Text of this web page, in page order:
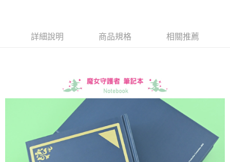
ATM／網路銀行／等多元方式進行付款，方視為交易完成。
※ 請注意：結帳手續完成當下不需立刻繳費，但若您需要取消訂單，請聯絡
是否繳費成功／繳費後需取消欲退款等相關疑問，請聯繫「AFTEE先享後付
https://netprotections.freshdesk.com/support/home
１．透過由恩沛科技股份有限公司提供之「AFTEE先享後付」服務完成之交
易，需依本服務之必要範圍內提供個人資料，並將交易相關給付款項請求債
權轉讓予恩沛科技股份有限公司。
２．關於個人資料處理事宜，請瀏覽以下網址：
https://aftee.tw/terms/#terms3
３．未成年的使用者請事先徵得法定代理人或監護人之同意方可使用
7-11付款取貨
每筆NT$60，滿NT$499(含以上)免運費
每筆NT$120，滿NT$499(含以上)免運費
查看運費
詳細說明 商品規格 相關推薦